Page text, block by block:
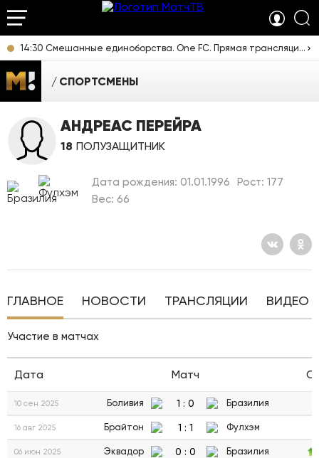
14:30 Смешанные единоборства. One FC. Прямая трансляция из Таиланда
СПОРТСМЕНЫ
АНДРЕАС ПЕРЕЙРА
18 ПОЛУЗАЩИТНИК
Дата рождения: 01.01.1996
Рост: 177
Вес: 66
ГЛАВНОЕ НОВОСТИ ТРАНСЛЯЦИИ ВИДЕО
Участие в матчах
Дата Матч
10 сен 2025 Боливия 1 : 0 Бразилия
16 авг 2025 Брайтон 1 : 1 Фулхэм
06 июн 2025 Эквадор 0 : 0 Бразилия